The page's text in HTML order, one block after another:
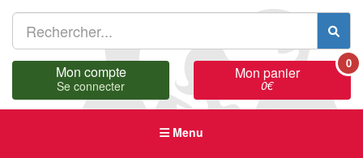
Mon compte
Se connecter
Mon panier
0€
0
Menu